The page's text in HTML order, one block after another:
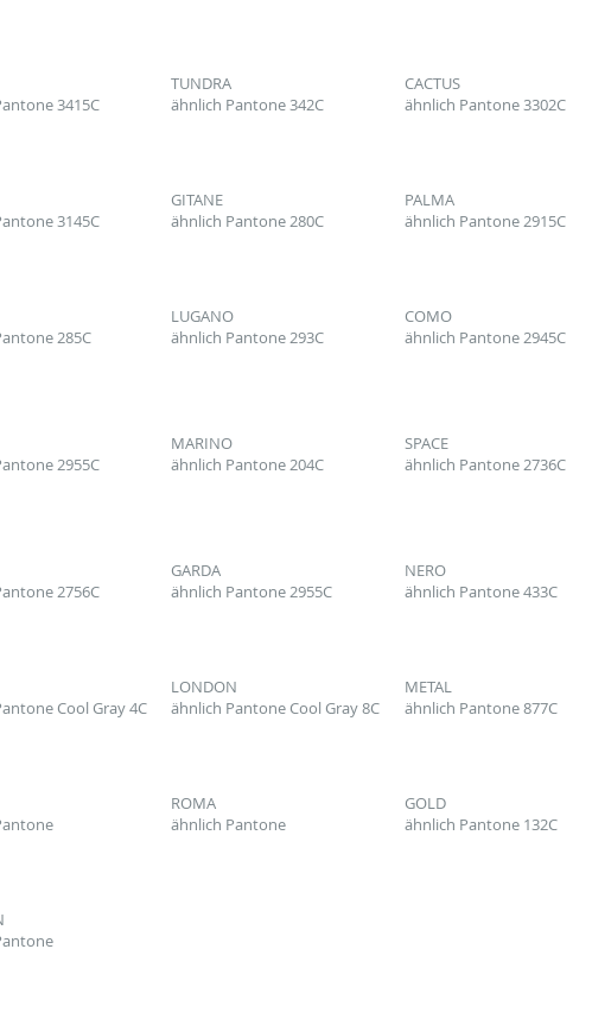
3415C
TUNDRA
ähnlich Pantone 342C
CACTUS
ähnlich Pantone 3302C
3145C
GITANE
ähnlich Pantone 280C
PALMA
ähnlich Pantone 2915C
285C
LUGANO
ähnlich Pantone 293C
COMO
ähnlich Pantone 2945C
2955C
MARINO
ähnlich Pantone 204C
SPACE
ähnlich Pantone 2736C
2756C
GARDA
ähnlich Pantone 2955C
NERO
ähnlich Pantone 433C
Cool Gray 4C
LONDON
ähnlich Pantone Cool Gray 8C
METAL
ähnlich Pantone 877C
ROMA
ähnlich Pantone
GOLD
ähnlich Pantone 132C